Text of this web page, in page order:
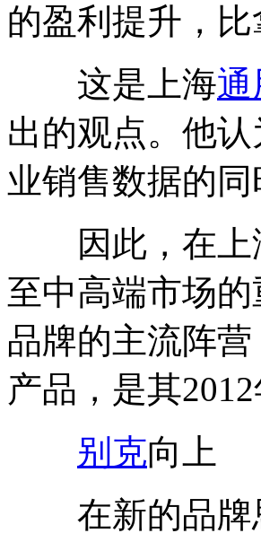
的盈利提升，
这是上海通
出的观点。他
业销售数据的
因此，在上
至中高端市场
品牌的主流阵营
产品，是其
别克向上
在新的品牌